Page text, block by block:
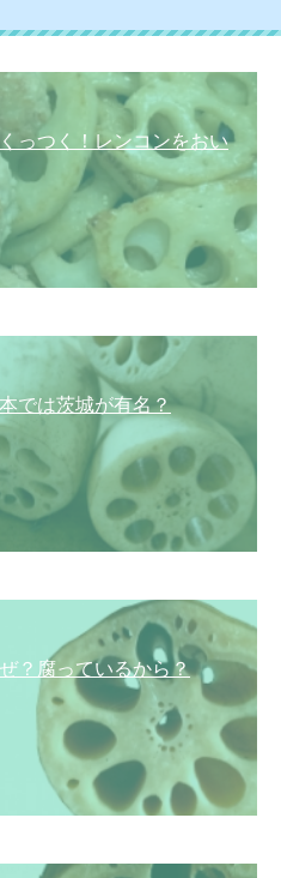
っつく！レンコンをおい
では茨城が有名？
？腐っているから？